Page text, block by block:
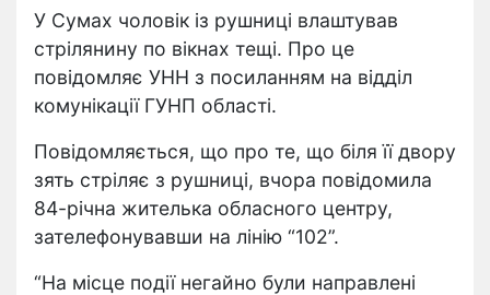
У Сумах чоловік із рушниці влаштував
стрілянину по вікнах тещі. Про це
повідомляє УНН з посиланням на відділ
комунікації ГУНП області.
Повідомляється, що про те, що біля її двору
зять стріляє з рушниці, вчора повідомила
84-річна жителька обласного центру,
зателефонувавши на лінію “102”.
“На місце події негайно були направлені